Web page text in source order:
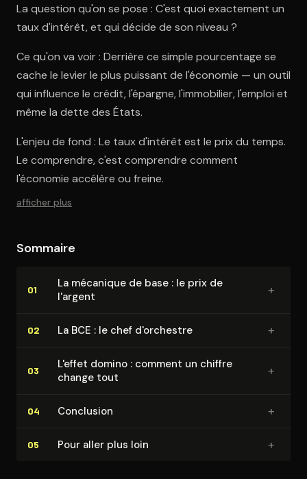
La question qu'on se pose : C'est quoi exactement un
taux d'intérêt, et qui décide de son niveau ?
Ce qu'on va voir : Derrière ce simple pourcentage se
cache le levier le plus puissant de l'économie — un outil
qui influence le crédit, l'épargne, l'immobilier, l'emploi et
même la dette des États.
L'enjeu de fond : Le taux d'intérêt est le prix du temps.
Le comprendre, c'est comprendre comment
l'économie accélère ou freine.
afficher plus
Sommaire
01
La mécanique de base : le prix de
l'argent
+
02 La BCE : le chef d'orchestre +
03
L'effet domino : comment un chiffre
change tout
+
04 Conclusion +
05 Pour aller plus loin +